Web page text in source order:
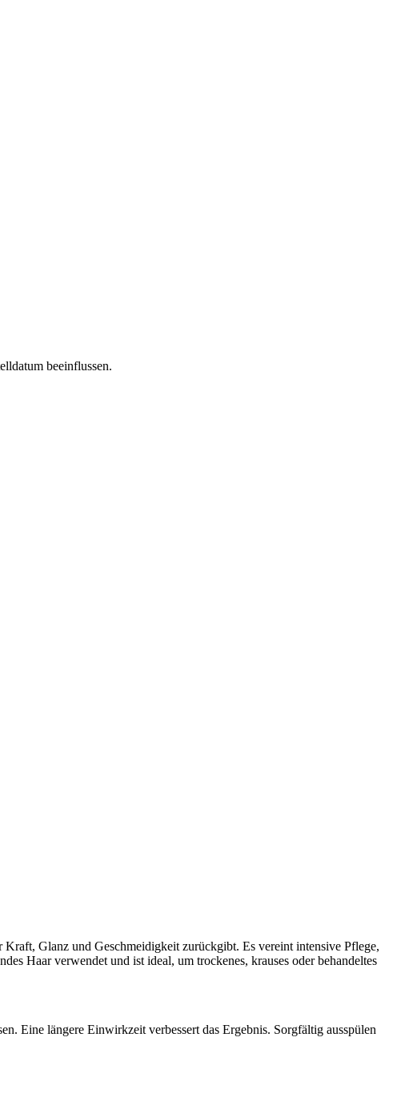
beeinflussen.
Glanz und Geschmeidigkeit zurückgibt. Es vereint intensive Pflege,
Haar verwendet und ist ideal, um trockenes, krauses oder behandeltes
Eine längere Einwirkzeit verbessert das Ergebnis. Sorgfältig ausspülen